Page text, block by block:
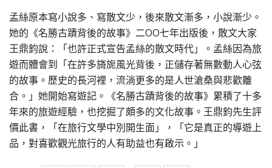
孟絲原本寫小說多、寫散文少，後來散文漸多，小說漸少。
她的《名勝古蹟背後的故事》二OO七年出版後，散文大家
王鼎鈞說：「也許正式宣告孟絲的散文時代」。孟絲因為旅
遊而體會到「在許多旖旎風光背後，正儲存著無數動人心弦
的故事。歷史的長河裡，流淌更多的是人世滄桑與悲歡離
合。」她開始寫遊記。《名勝古蹟背後的故事》累積了十多
年來的旅遊經驗，也挖掘了頗多的文化故事。王鼎鈞先生評
價此書，「在旅行文學中別開生面」，「它是真正的導遊上
品，對喜歡觀光旅行的人有助益也有啟示。」